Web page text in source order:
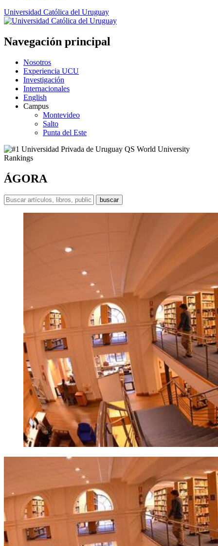
Universidad Católica del Uruguay
Navegación principal
Nosotros
Experiencia UCU
Investigación
Internacionales
English
Campus
Montevideo
Salto
Punta del Este
ÁGORA
buscar